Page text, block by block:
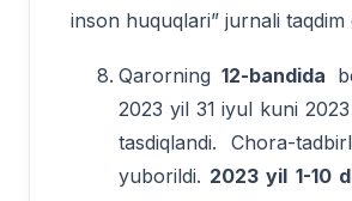
inson huquqlari” jurnali taqdim
Qarorning12-bandida
2023 yil 31 iyul kuni
tasdiqlandi. Chora-
yuborildi. 2023 yil 1-10